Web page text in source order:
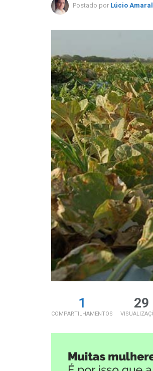
Postado por Lúcio Amaral
1
COMPARTILHAMENTOS
29